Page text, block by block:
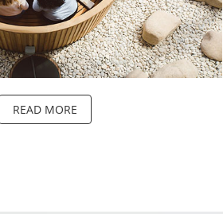
READ MORE